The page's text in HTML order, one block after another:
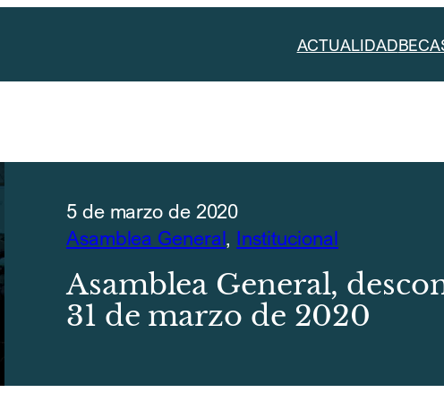
ACTUALIDAD
5 de marzo de 2020
Asamblea General, Institucional
Asamblea General,
31 de marzo de 2020